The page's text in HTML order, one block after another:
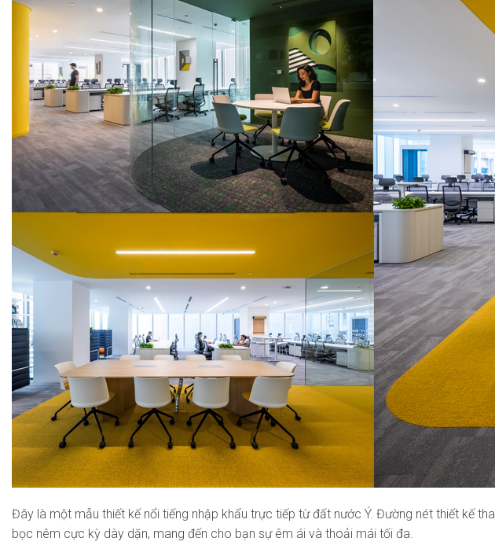
Đây là một mẫu thiết kế nổi tiếng nhập khẩu trực tiếp từ đất nước Ý. Đường nét thiết kế
bọc nêm cực kỳ dày dặn, mang đến cho bạn sự êm ái và thoải mái tối đa.